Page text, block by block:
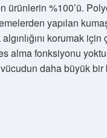
%100’ü.
yapılan
korumak
alma fonksiyonu
daha büyük bir